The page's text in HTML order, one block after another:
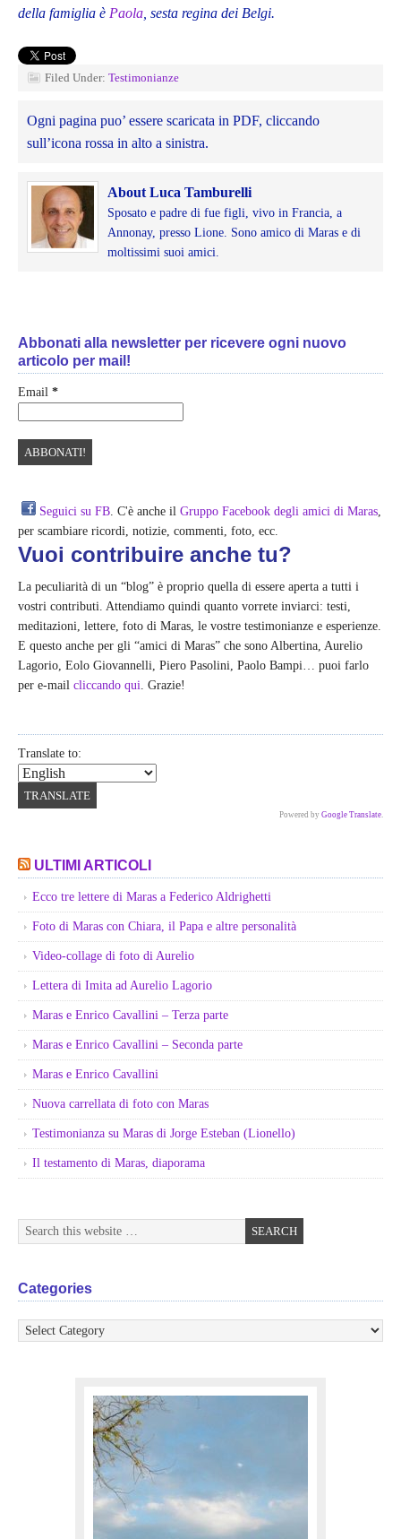
della famiglia è Paola , sesta regina dei Belgi.
Filed Under: Testimonianze
Ogni pagina puo’ essere scaricata in PDF, cliccando
sull’icona rossa in alto a sinistra.
About Luca Tamburelli
Sposato e padre di fue figli, vivo in Francia, a
Annonay, presso Lione. Sono amico di Maras e di
moltissimi suoi amici.
Abbonati alla newsletter per ricevere ogni nuovo
articolo per mail!
Email *
Seguici su FB. C'è anche il Gruppo Facebook degli amici di Maras,
per scambiare ricordi, notizie, commenti, foto, ecc.
Vuoi contribuire anche tu?
La peculiarità di un “blog” è proprio quella di essere aperta a tutti i
vostri contributi. Attendiamo quindi quanto vorrete inviarci: testi,
meditazioni, lettere, foto di Maras, le vostre testimonianze e esperienze.
E questo anche per gli “amici di Maras” che sono Albertina, Aurelio
Lagorio, Eolo Giovannelli, Piero Pasolini, Paolo Bampi… puoi farlo
per e-mail cliccando qui. Grazie!
Translate to:
Powered by Google Translate.
ULTIMI ARTICOLI
Ecco tre lettere di Maras a Federico Aldrighetti
Foto di Maras con Chiara, il Papa e altre personalità
Video-collage di foto di Aurelio
Lettera di Imita ad Aurelio Lagorio
Maras e Enrico Cavallini – Terza parte
Maras e Enrico Cavallini – Seconda parte
Maras e Enrico Cavallini
Nuova carrellata di foto con Maras
Testimonianza su Maras di Jorge Esteban (Lionello)
Il testamento di Maras, diaporama
Categories
Categories